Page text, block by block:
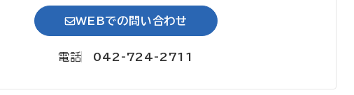
WEBでの問い合わせ
電話 042-724-2711